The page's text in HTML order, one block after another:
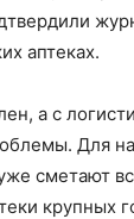
аптеках.
а с
Для
сметают
крупных